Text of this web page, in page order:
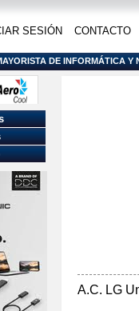
SESIÓN CONTACTO
DE INFORMÁTICA Y
A.C. LG